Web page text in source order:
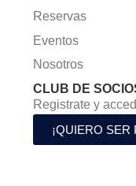
Reservas
Eventos
Nosotros
CLUB DE
Registrate y
¡QUIERO SER